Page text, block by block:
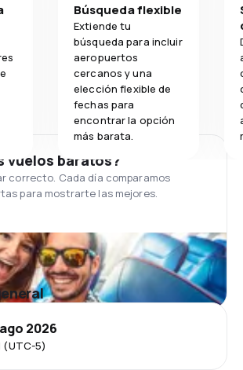
Búsqueda flexible
Extiende tu
búsqueda para incluir
aeropuertos
cercanos y una
elección flexible de
fechas para
encontrar la opción
más barata.
vuelos baratos?
correcto. Cada día comparamos
para mostrarte las mejores.
(UTC-5)
2026